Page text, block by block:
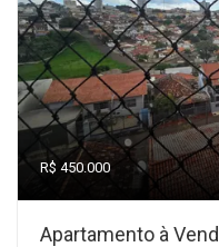
R$ 450.000
Apartamento à